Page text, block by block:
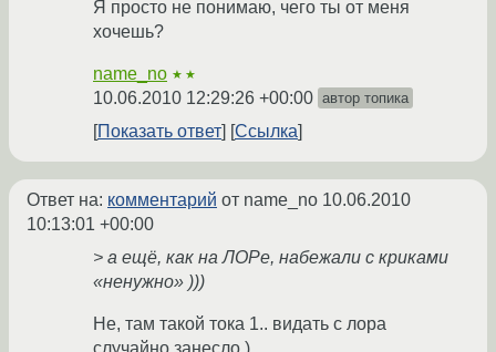
Я просто не понимаю, чего ты от меня
хочешь?
name_no ★★
10.06.2010 12:29:26 +00:00 автор топика
Показать ответ Ссылка
Ответ на: комментарий от name_no 10.06.2010
10:13:01 +00:00
> а ещё, как на ЛОРе, набежали с криками
«ненужно» )))
Не, там такой тока 1.. видать с лора